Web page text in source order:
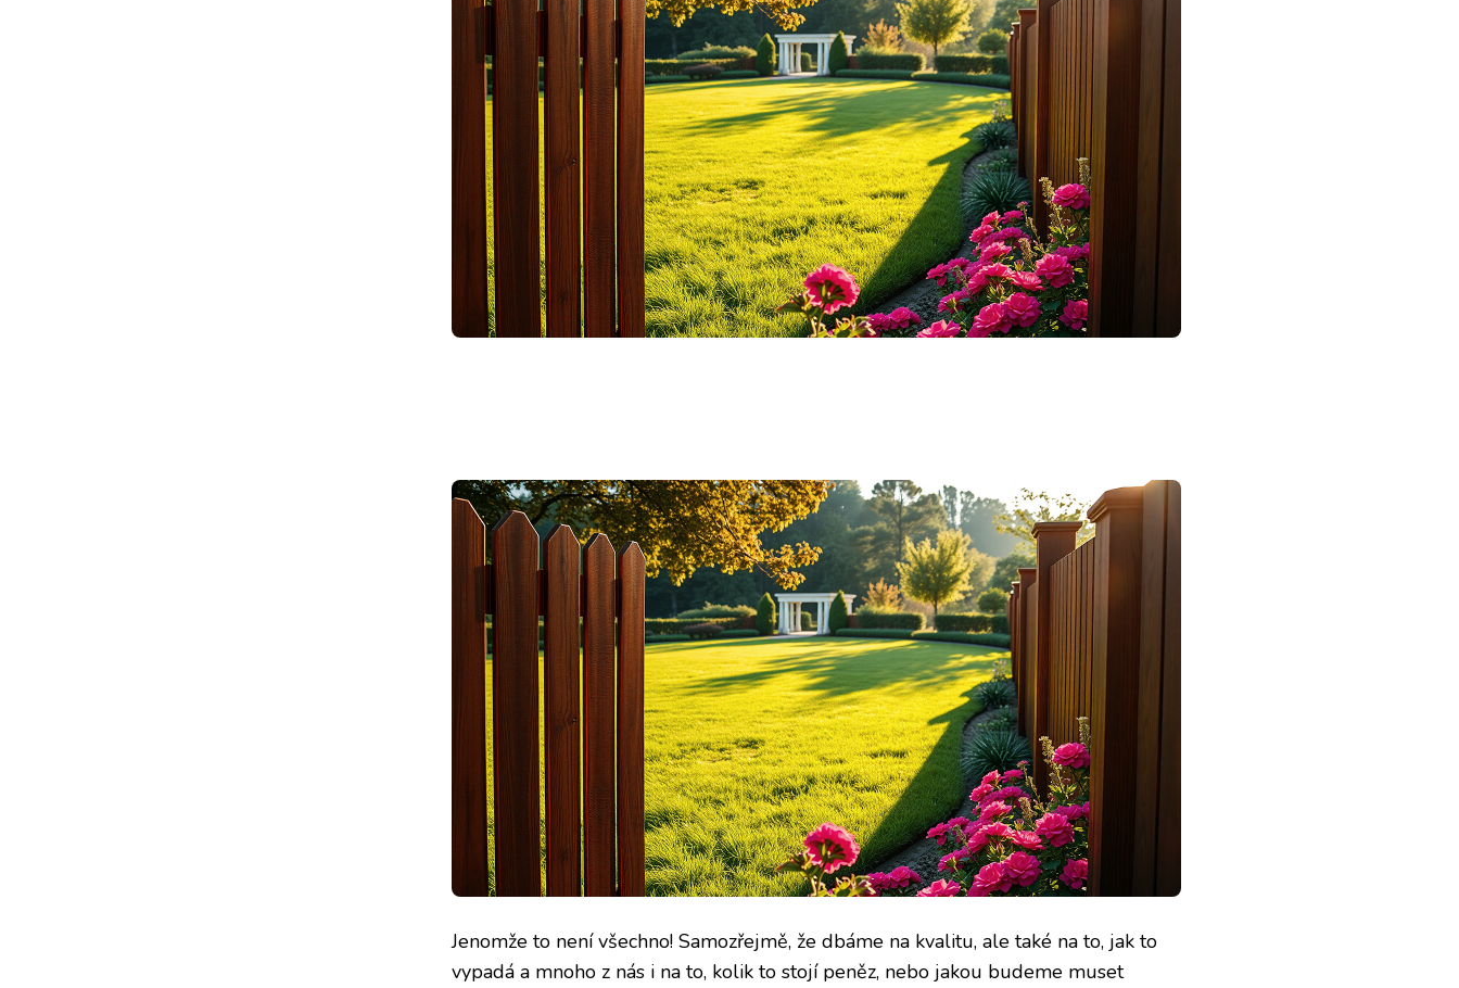
Jenomže to není všechno! Samozřejmě, že dbáme na kvalitu, ale také na to, jak to
vypadá a mnoho z nás i na to, kolik to stojí peněz, nebo jakou budeme muset